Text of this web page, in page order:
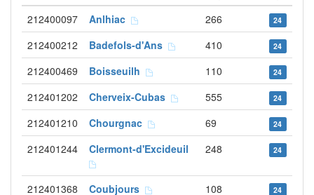
212400097
Anlhiac 266 24
212400212 Badefols-d'Ans 410 24
212400469 Boisseuilh 110 24
212401202 Cherveix-Cubas 555 24
212401210 Chourgnac 69 24
212401244 Clermont-d'Excideuil 248 24
212401368 Coubjours 108 24